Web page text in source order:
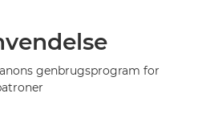
genbrugsprogram for